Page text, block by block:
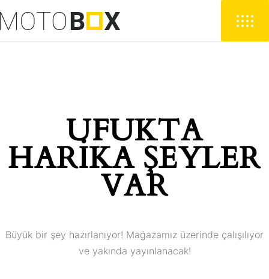
UFUKTA
HARIKA ŞEYLER
VAR
Büyük bir şey hazırlanıyor! Mağazamız üzerinde çalışılıyor
ve yakında yayınlanacak!